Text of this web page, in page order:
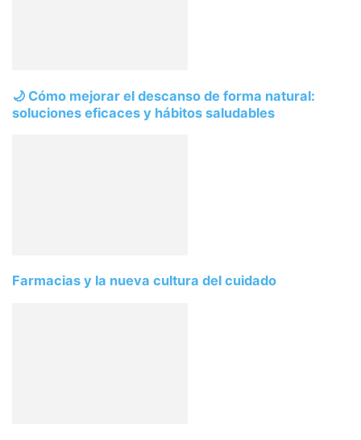
🌙 Cómo mejorar el descanso de forma natural:
soluciones eficaces y hábitos saludables
Farmacias y la nueva cultura del cuidado